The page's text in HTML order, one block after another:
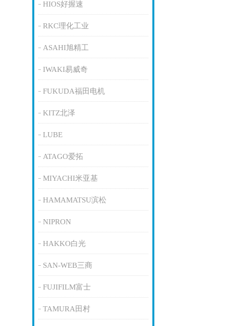
HIOS好握速
RKC理化工业
ASAHI旭精工
IWAKI易威奇
FUKUDA福田电机
KITZ北泽
LUBE
ATAGO爱拓
MIYACHI米亚基
HAMAMATSU滨松
NIPRON
HAKKO白光
SAN-WEB三商
FUJIFILM富士
TAMURA田村